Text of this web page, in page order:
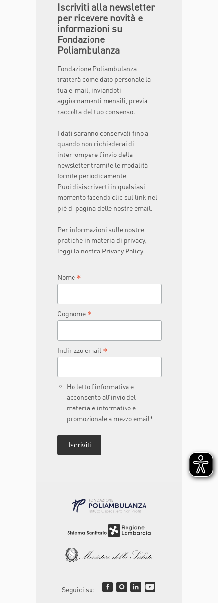
Iscriviti alla newsletter
per ricevere novità e
informazioni su
Fondazione
Poliambulanza
Fondazione Poliambulanza
tratterà come dato personale la
tua e-mail, inviandoti
aggiornamenti mensili, previa
raccolta del tuo consenso.
I dati saranno conservati fino a
quando non richiederai di
interrompere l’invio della
newsletter tramite le modalità
fornite periodicamente.
Puoi disiscriverti in qualsiasi
momento facendo clic sul link nel
piè di pagina delle nostre email.
Per informazioni sulle nostre
pratiche in materia di privacy,
leggi la nostra Privacy Policy
Nome *
Cognome *
Indirizzo email *
Ho letto l’informativa e
acconsento all’invio del
materiale informativo e
promozionale a mezzo email*
Seguici su: